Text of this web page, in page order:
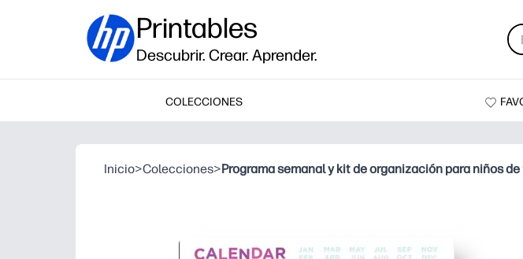
Printables
Descubrir. Crear. Aprender.
COLECCIONES
Inicio>Colecciones>Programa semanal y kit de organización para niños